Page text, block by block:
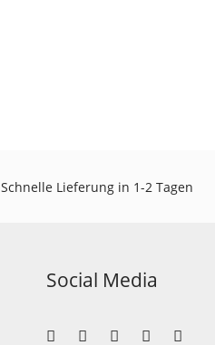
Schnelle Lieferung in 1-2 Tagen
Social Media